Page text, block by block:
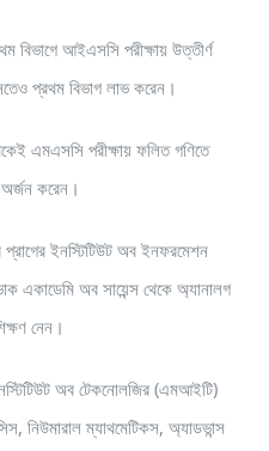
বিভাগে আইএসসি পরীক্ষায় উত্তীর্ণ
প্রথম বিভাগ লাভ করেন।
এমএসসি পরীক্ষায় ফলিত গণিতে
করেন।
ইনস্টিটিউট অব ইনফরমেশন
একাডেমি অব সায়েন্স থেকে অ্যানালগ
নেন।
অব টেকনোলজির (এমআইটি)
নিউমারাল ম্যাথমেটিকস, অ্যাডভান্স